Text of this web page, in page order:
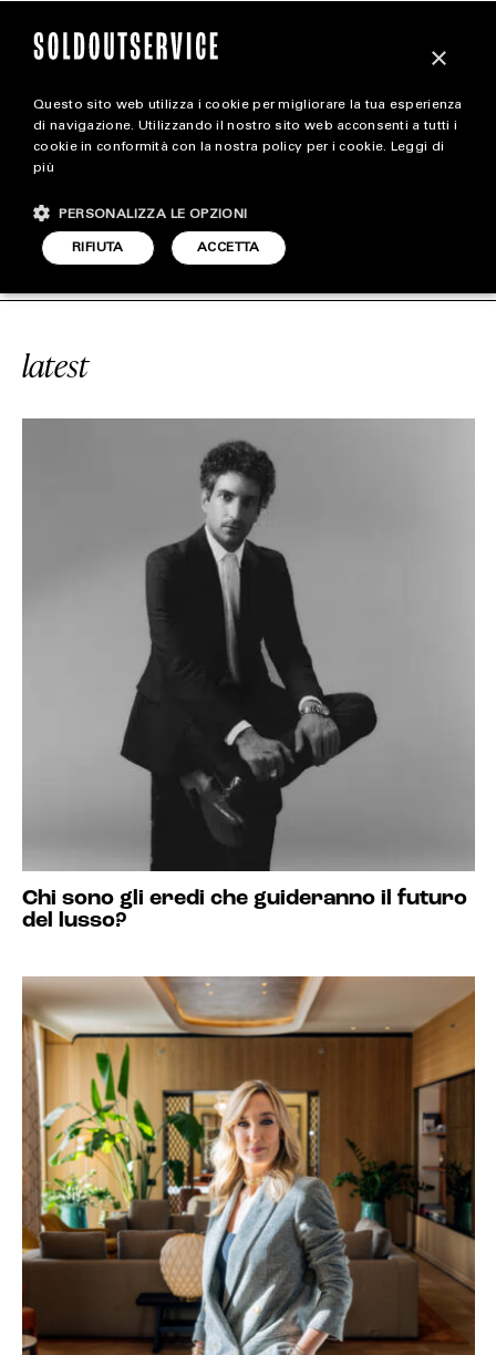
magazine
STYLE
FOOTWEAR
ARNAULT
latest
Chi sono gli eredi che guideranno il futuro
del lusso?
×
Questo sito web utilizza i cookie per migliorare la tua esperienza
di navigazione. Utilizzando il nostro sito web acconsenti a tutti i
cookie in conformità con la nostra policy per i cookie. Leggi di
più
ACCETTA
RIFIUTA
PERSONALIZZA LE OPZIONI